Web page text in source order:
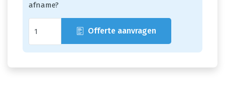
afname?
Offerte aanvragen